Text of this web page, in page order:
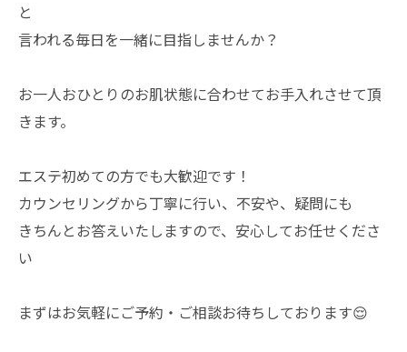
と
言われる毎日を一緒に目指しませんか？
お一人おひとりのお肌状態に合わせてお手入れさせて頂
きます。
エステ初めての方でも大歓迎です！
カウンセリングから丁寧に行い、不安や、疑問にも
きちんとお答えいたしますので、安心してお任せくださ
い
まずはお気軽にご予約・ご相談お待ちしております😌